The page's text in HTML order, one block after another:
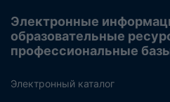
Электронные
образовательные
профессиональные
Электронный каталог